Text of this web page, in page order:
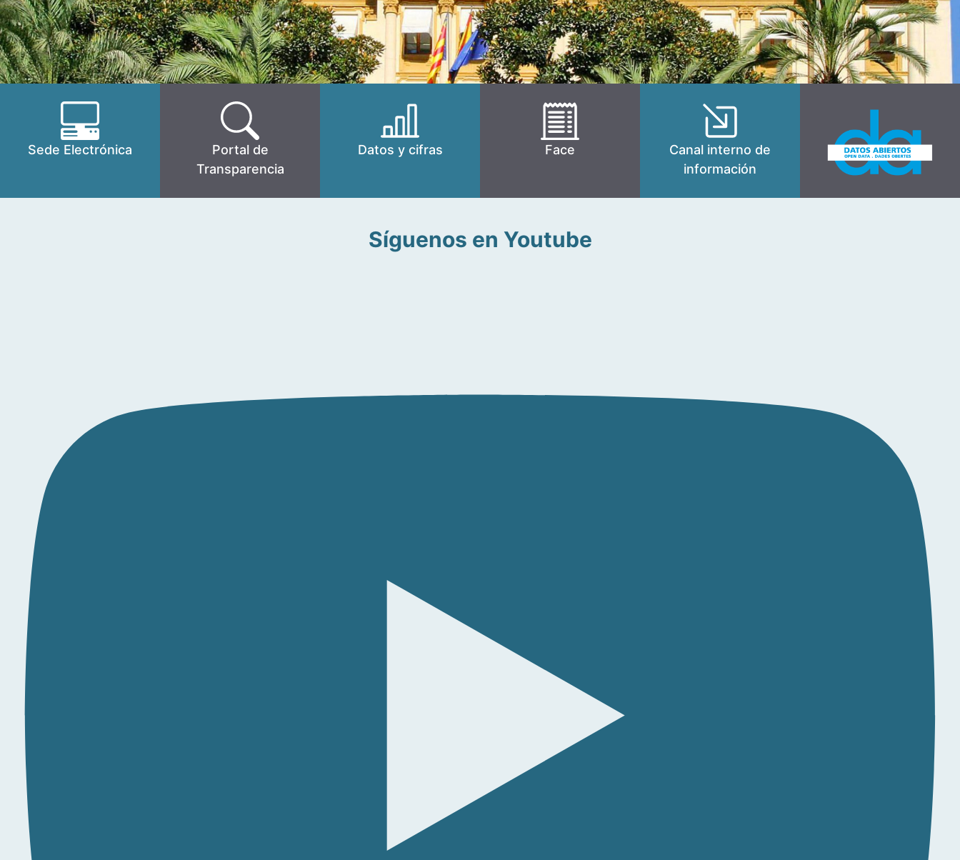
Sede Electrónica
Portal de
Transparencia
Datos y cifras Face
Canal interno de
información
Síguenos en Youtube